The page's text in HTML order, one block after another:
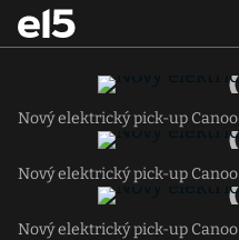
Nový elektrický pick-up Canoo
Nový elektrický pick-up Canoo
Nový elektrický pick-up Canoo